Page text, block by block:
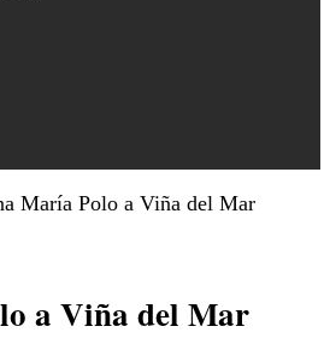
María Polo a Viña del Mar
a Viña del Mar